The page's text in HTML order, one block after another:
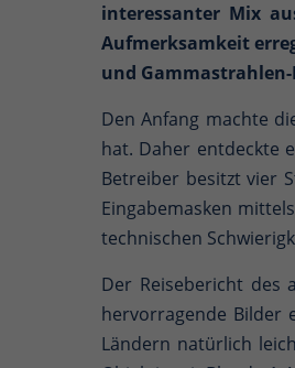
interessanter Mix
Aufmerksamkeit
und
Den Anfang machte
hat. Daher entdeckte
Betreiber besitzt vier
Eingabemasken
technischen
Der Reisebericht des
hervorragende Bilder
Ländern natürlich